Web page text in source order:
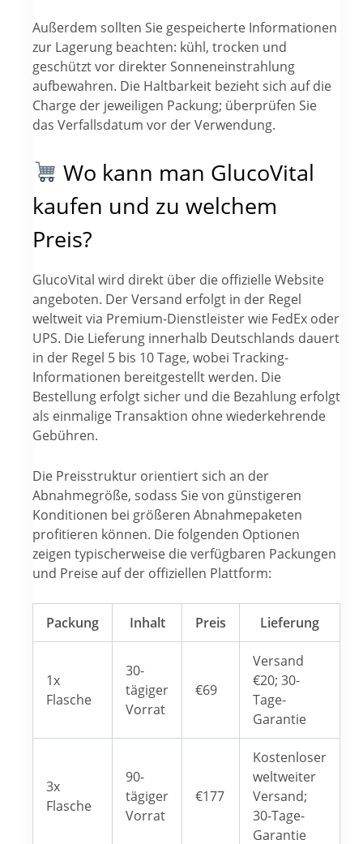
Außerdem sollten Sie gespeicherte Informationen
zur Lagerung beachten: kühl, trocken und
geschützt vor direkter Sonneneinstrahlung
aufbewahren. Die Haltbarkeit bezieht sich auf die
Charge der jeweiligen Packung; überprüfen Sie
das Verfallsdatum vor der Verwendung.
Wo kann man GlucoVital
kaufen und zu welchem
Preis?
GlucoVital wird direkt über die offizielle Website
angeboten. Der Versand erfolgt in der Regel
weltweit via Premium-Dienstleister wie FedEx oder
UPS. Die Lieferung innerhalb Deutschlands dauert
in der Regel 5 bis 10 Tage, wobei Tracking-
Informationen bereitgestellt werden. Die
Bestellung erfolgt sicher und die Bezahlung erfolgt
als einmalige Transaktion ohne wiederkehrende
Gebühren.
Die Preisstruktur orientiert sich an der
Abnahmegröße, sodass Sie von günstigeren
Konditionen bei größeren Abnahmepaketen
profitieren können. Die folgenden Optionen
zeigen typischerweise die verfügbaren Packungen
und Preise auf der offiziellen Plattform:
Packung Inhalt Preis Lieferung
1x
Flasche
30-
tägiger
Vorrat
€69
Versand
€20; 30-
Tage-
Garantie
3x
Flasche
90-
tägiger
Vorrat
€177
Kostenloser
weltweiter
Versand;
30-Tage-
Garantie